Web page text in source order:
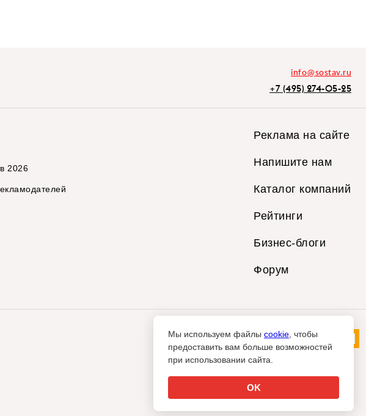
info@sostav.ru
+7 (495) 274-05-25
2026
Реклама на сайте
Напишите нам
Каталог компаний
Рейтинги
Бизнес-блоги
Форум
Мы используем файлы cookie , чтобы
предоставить вам больше возможностей
при использовании сайта.
OK